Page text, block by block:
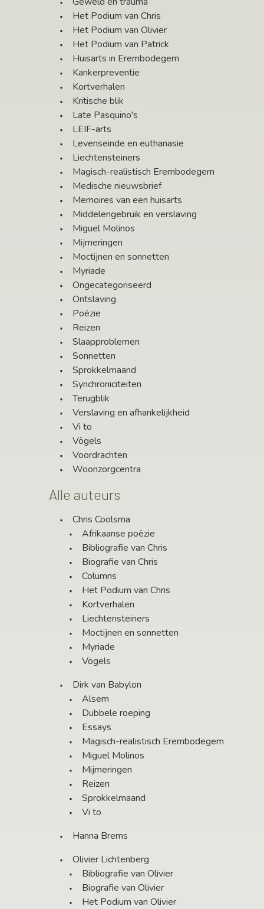
Het Podium van Chris
Het Podium van Olivier
Het Podium van Patrick
Huisarts in Erembodegem
Kankerpreventie
Kortverhalen
Kritische blik
Late Pasquino's
LEIF-arts
Levenseinde en euthanasie
Liechtensteiners
Magisch-realistisch Erembodegem
Medische nieuwsbrief
Memoires van een huisarts
Middelengebruik en verslaving
Miguel Molinos
Mijmeringen
Moctijnen en sonnetten
Myriade
Ongecategoriseerd
Ontslaving
Poëzie
Reizen
Slaapproblemen
Sonnetten
Sprokkelmaand
Synchroniciteiten
Terugblik
Verslaving en afhankelijkheid
Vi to
Vögels
Voordrachten
Woonzorgcentra
Alle auteurs
Chris Coolsma
Afrikaanse poëzie
Bibliografie van Chris
Biografie van Chris
Columns
Het Podium van Chris
Kortverhalen
Liechtensteiners
Moctijnen en sonnetten
Myriade
Vögels
Dirk van Babylon
Alsem
Dubbele roeping
Essays
Magisch-realistisch Erembodegem
Miguel Molinos
Mijmeringen
Reizen
Sprokkelmaand
Vi to
Hanna Brems
Olivier Lichtenberg
Bibliografie van Olivier
Biografie van Olivier
Het Podium van Olivier